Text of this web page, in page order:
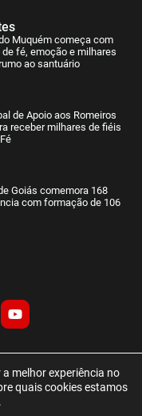
Muquém começa com
fé, emoção e milhares
ao santuário
de Apoio aos Romeiros
receber milhares de fiéis
Goiás comemora 168
com formação de 106
RESERVADOS
melhor experiência no
quais cookies estamos
.